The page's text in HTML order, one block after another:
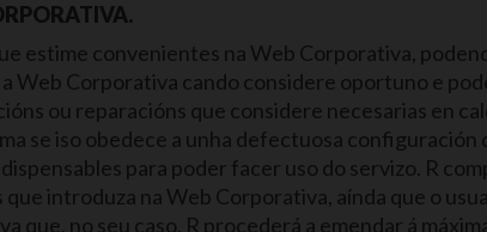
estime convenientes na Web Corporativa,
Web Corporativa cando considere oportuno e
ou reparacións que considere necesarias en
se iso obedece a unha defectuosa
para poder facer uso do servizo. R
introduza na Web Corporativa, aínda que o
que, no seu caso, R procederá a emendar á